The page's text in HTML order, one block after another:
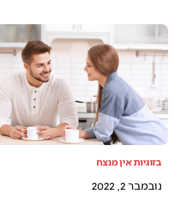
בזוגיות אין מנצח
נובמבר 2, 2022